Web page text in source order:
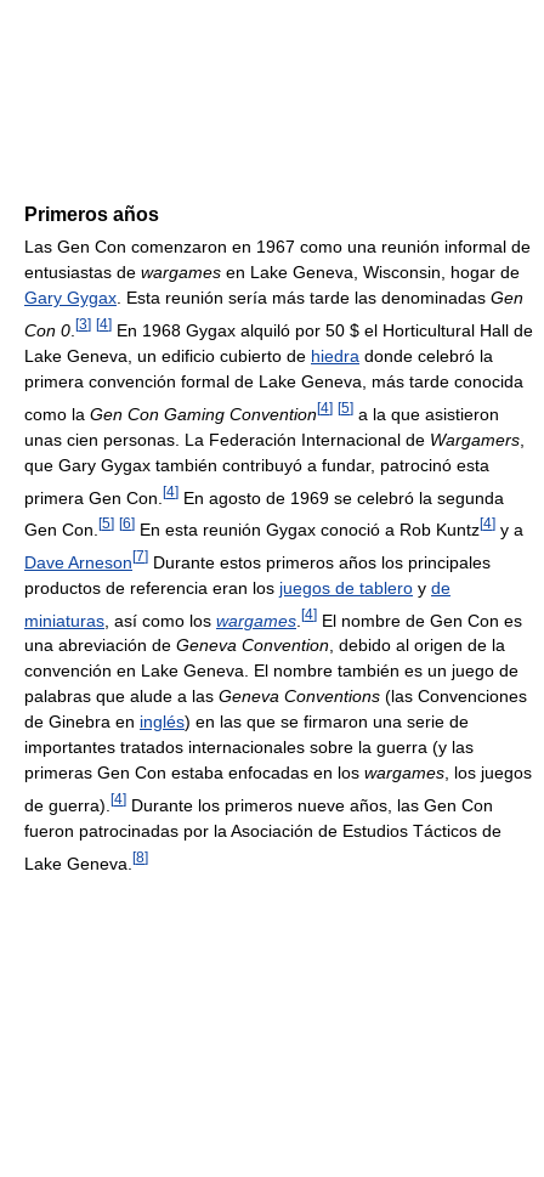
Primeros años
Las Gen Con comenzaron en 1967 como una reunión informal de
entusiastas de wargames en Lake Geneva, Wisconsin, hogar de
Gary Gygax. Esta reunión sería más tarde las denominadas Gen
Con 0 [3] [4] En 1968 Gygax alquiló por 50 $ el Horticultural Hall de
Lake Geneva, un edificio cubierto de hiedra donde celebró la
primera convención formal de Lake Geneva, más tarde conocida
como la Gen Con Gaming Convention[4] [5] a la que asistieron
unas cien personas. La Federación Internacional de Wargamers
que Gary Gygax también contribuyó a fundar, patrocinó esta
primera Gen Con. [4] En agosto de 1969 se celebró la segunda
Gen Con. [5] [6] En esta reunión Gygax conoció a Rob Kuntz[4] y a
Dave Arneson[7] Durante estos primeros años los principales
productos de referencia eran los juegos de tablero y de
miniaturas , así como los wargames [4] El nombre de Gen Con es
una abreviación de Geneva Convention, debido al origen de la
convención en Lake Geneva. El nombre también es un juego de
palabras que alude a las Geneva Conventions (las Convenciones
de Ginebra en inglés) en las que se firmaron una serie de
importantes tratados internacionales sobre la guerra (y las
primeras Gen Con estaba enfocadas en los wargames, los juegos
de guerra). [4] Durante los primeros nueve años, las Gen Con
fueron patrocinadas por la Asociación de Estudios Tácticos de
Lake Geneva. [8]